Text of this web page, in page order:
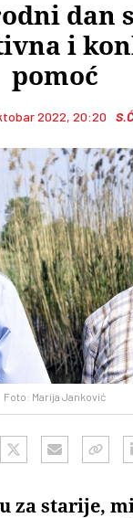
dan
i
pomoć
2022, 20:20
Foto: Marija Janković
za starije,